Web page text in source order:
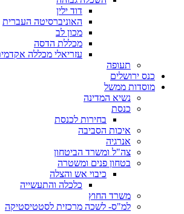
דוד ילין
האוניברסיטה העברית
מכון לב
מכללת הדסה
עזריאלי מכללה
תעופה
כנס ירושלים
מוסדות ממשל
נשיא המדינה
כנסת
בחירות לכנסת
איכות הסביבה
אנרגיה
צה"ל ומשרד הביטחון
בטחון פנים ומשטרה
כיבוי אש והצלה
כלכלה והתעשייה
משרד החוץ
למ"ס- לשכה מרכזית לסטטיסטיקה